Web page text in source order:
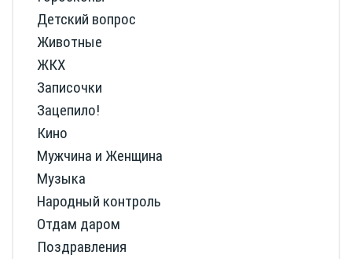
Детский вопрос
Животные
ЖКХ
Записочки
Зацепило!
Кино
Мужчина и Женщина
Музыка
Народный контроль
Отдам даром
Поздравления